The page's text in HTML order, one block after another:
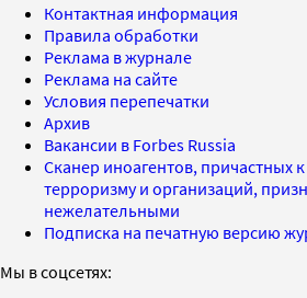
Контактная информация
Правила обработки
Реклама в журнале
Реклама на сайте
Условия перепечатки
Архив
Вакансии в Forbes Russia
Сканер иноагентов, причастных
терроризму и организаций,
нежелательными
Подписка на печатную версию
Мы в соцсетях: